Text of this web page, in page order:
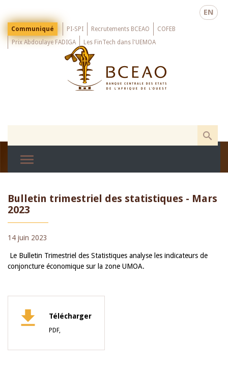
main
EN
Menu
Top
Communiqué PI-SPI Recrutements BCEAO
COFEB
Prix Abdoulaye FADIGA
Les FinTech dans l'UEMOA
Bulletin trimestriel des statistiques - Mars
2023
14 juin 2023
Le Bulletin Trimestriel des Statistiques analyse les indicateurs de
conjoncture économique sur la zone UMOA.
Télécharger
PDF,